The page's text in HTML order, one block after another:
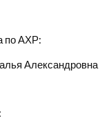
по АХР:
Александровна